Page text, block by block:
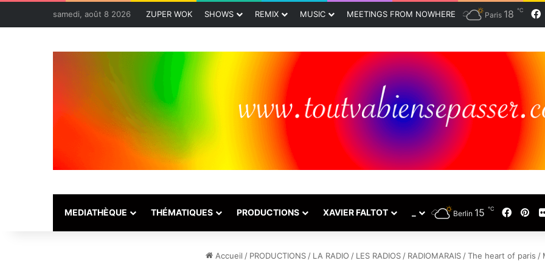
samedi, août 8 2026 ZUPER WOK SHOWS REMIX MUSIC MEETINGS FROM NOWHERE Paris 18 ℃
MEDIATHÈQUE THÉMATIQUES PRODUCTIONS XAVIER FALTOT Berlin 15 ℃
Accueil / PRODUCTIONS / LA RADIO / LES RADIOS / RADIOMARAIS /The heart of paris /